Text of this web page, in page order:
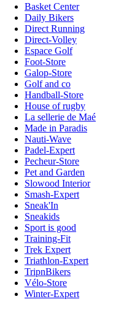
Basket Center
Daily Bikers
Direct Running
Direct-Volley
Espace Golf
Foot-Store
Galop-Store
Golf and co
Handball-Store
House of rugby
La sellerie de Maé
Made in Paradis
Nauti-Wave
Padel-Expert
Pecheur-Store
Pet and Garden
Slowood Interior
Smash-Expert
Sneak'In
Sneakids
Sport is good
Training-Fit
Trek Expert
Triathlon-Expert
TripnBikers
Vélo-Store
Winter-Expert